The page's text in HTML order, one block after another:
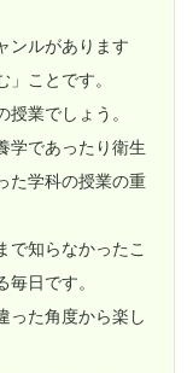
ンルがあります
ことです。
業でしょう。
学であったり衛生
た学科の授業の重
で知らなかったこ
日です。
った角度から楽し